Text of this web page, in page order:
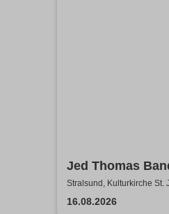
Jed Thomas
Tour 2026
Stralsund, Kulturkirche St.
Adolf-Saal)
16.08.2026